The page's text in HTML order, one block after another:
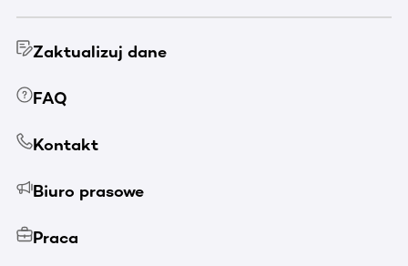
Zaktualizuj dane
FAQ
Kontakt
Biuro prasowe
Praca